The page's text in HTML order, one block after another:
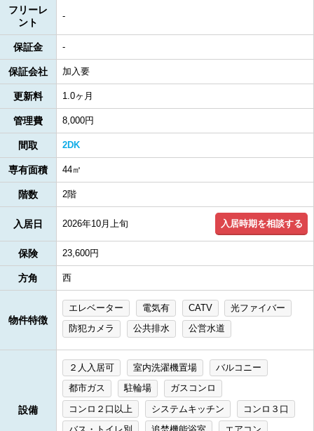
フリーレ
ント
-
保証金 -
保証会社 加入要
更新料 1.0ヶ月
管理費 8,000円
間取 2DK
専有面積 44㎡
階数 2階
入居日 2026年10月上旬 入居時期を相談する
保険 23,600円
方角 西
物件特徴
エレベーター 電気有 CATV
光ファイバー
防犯カメラ
公共排水 公営水道
設備
２人入居可 室内洗濯機置場
バルコニー
都市ガス
駐輪場
ガスコンロ
コンロ２口以上
システムキッチン
コンロ３口